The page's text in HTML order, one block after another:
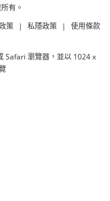
有。
策 | 私隱政策 |
使用條款
Safari 瀏覽器，並以 1024 x